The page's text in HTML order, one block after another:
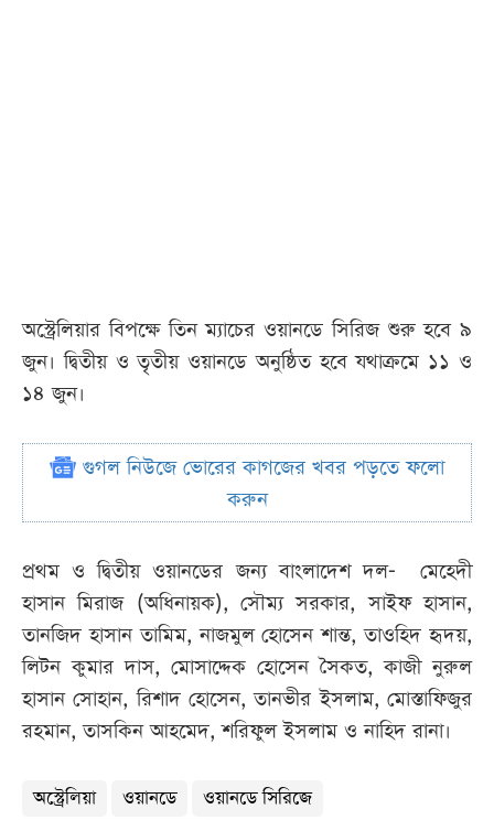
অস্ট্রেলিয়ার বিপক্ষে তিন ম্যাচের ওয়ানডে সিরিজ শুরু হবে ৯
জুন। দ্বিতীয় ও তৃতীয় ওয়ানডে অনুষ্ঠিত হবে যথাক্রমে ১১ ও
১৪ জুন।
গুগল নিউজে ভোরের কাগজের খবর পড়তে ফলো
করুন
প্রথম ও দ্বিতীয় ওয়ানডের জন্য বাংলাদেশ দল- মেহেদী
হাসান মিরাজ (অধিনায়ক), সৌম্য সরকার, সাইফ হাসান,
তানজিদ হাসান তামিম, নাজমুল হোসেন শান্ত, তাওহিদ হৃদয়,
লিটন কুমার দাস, মোসাদ্দেক হোসেন সৈকত, কাজী নুরুল
হাসান সোহান, রিশাদ হোসেন, তানভীর ইসলাম, মোস্তাফিজুর
রহমান, তাসকিন আহমেদ, শরিফুল ইসলাম ও নাহিদ রানা।
অস্ট্রেলিয়া ওয়ানডে
ওয়ানডে সিরিজে